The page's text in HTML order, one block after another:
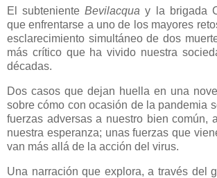
El subtenienteBevilacqua y la brigada
que enfrentarse a uno de los mayores
esclarecimiento simultáneo de dos
más crítico que ha vivido nuestra
décadas.
Dos casos que dejan huella en una
sobre cómo con ocasión de la pandemia
fuerzas adversas a nuestro bien común,
nuestra esperanza; unas fuerzas que
van más allá de la acción del virus.
Una narración que explora, a través del